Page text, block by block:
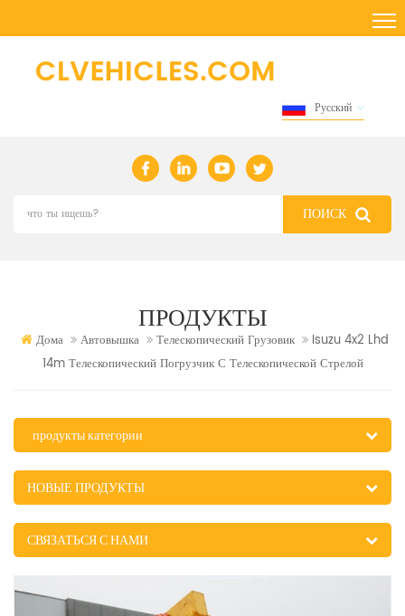
Русский
ПРОДУКТЫ
Дома Автовышка Телескопический Грузовик
Isuzu 4x2 Lhd
14m Телескопический Погрузчик С Телескопической Стрелой
продукты категории
НОВЫЕ ПРОДУКТЫ
СВЯЗАТЬСЯ С НАМИ